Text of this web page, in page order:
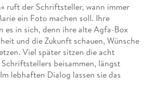
ruft der Schriftsteller, wann immer
ein Foto machen soll. Ihre
es in sich, denn ihre alte Agfa-Box
und die Zukunft schauen, Wünsche
Viel später sitzen die acht
beisammen, längst
lebhaften Dialog lassen sie das